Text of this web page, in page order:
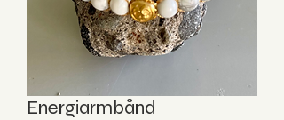
Energiarmbånd